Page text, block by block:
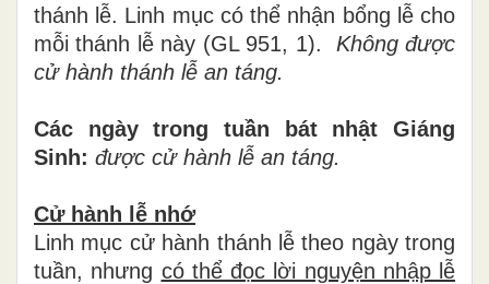
thánh lễ. Linh mục có thể nhận bổng lễ cho
mỗi thánh lễ này (GL 951, 1). Không được
cử hành thánh lễ an táng.
Các ngày trong tuần bát nhật Giáng
Sinh: được cử hành lễ an táng.
Cử hành lễ nhớ
Linh mục cử hành thánh lễ theo ngày trong
tuần, nhưng có thể đọc lời nguyện nhập lễ